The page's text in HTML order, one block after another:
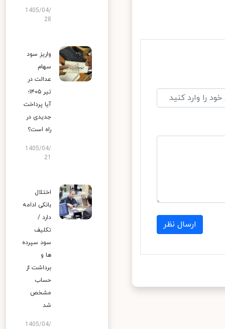
ارسال نظر
1405/04/
28
واریز سود
سهام
عدالت در
تیر ۱۴۰۵؛
آیا پرداخت
جدیدی در
راه است؟
1405/04/
اختلال
بانکی ادامه
دارد /
تکلیف
سود سپرده
ها و
برداشت از
حساب
مشخص
شد
1405/04/